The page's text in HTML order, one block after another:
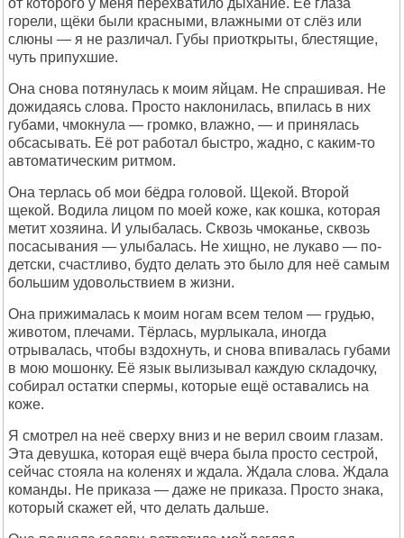
от которого у меня перехватило дыхание. Её глаза
горели, щёки были красными, влажными от слёз или
слюны — я не различал. Губы приоткрыты, блестящие,
чуть припухшие.
Она снова потянулась к моим яйцам. Не спрашивая. Не
дожидаясь слова. Просто наклонилась, впилась в них
губами, чмокнула — громко, влажно, — и принялась
обсасывать. Её рот работал быстро, жадно, с каким-то
автоматическим ритмом.
Она терлась об мои бёдра головой. Щекой. Второй
щекой. Водила лицом по моей коже, как кошка, которая
метит хозяина. И улыбалась. Сквозь чмоканье, сквозь
посасывания — улыбалась. Не хищно, не лукаво — по-
детски, счастливо, будто делать это было для неё самым
большим удовольствием в жизни.
Она прижималась к моим ногам всем телом — грудью,
животом, плечами. Тёрлась, мурлыкала, иногда
отрывалась, чтобы вздохнуть, и снова впивалась губами
в мою мошонку. Её язык вылизывал каждую складочку,
собирал остатки спермы, которые ещё оставались на
коже.
Я смотрел на неё сверху вниз и не верил своим глазам.
Эта девушка, которая ещё вчера была просто сестрой,
сейчас стояла на коленях и ждала. Ждала слова. Ждала
команды. Не приказа — даже не приказа. Просто знака,
который скажет ей, что делать дальше.